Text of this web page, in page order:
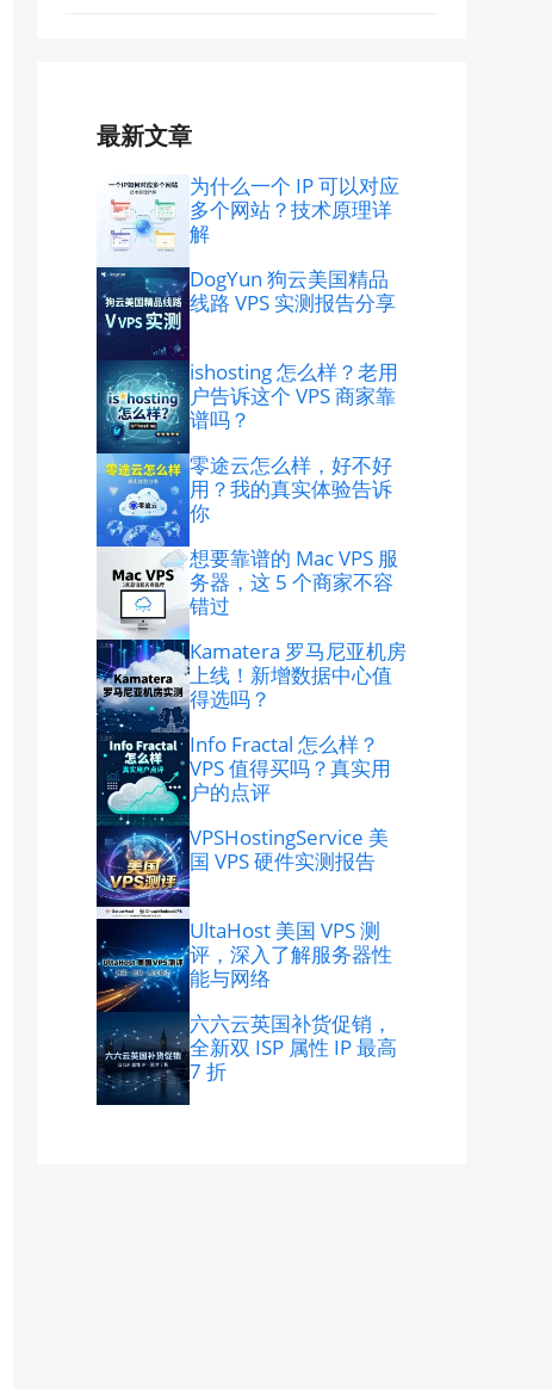
最新文章
为什么一个 IP 可以对应
多个网站？技术原理详
解
DogYun 狗云美国精品
线路 VPS 实测报告分享
ishosting 怎么样？老用
户告诉这个 VPS 商家靠
谱吗？
零途云怎么样，好不好
用？我的真实体验告诉
你
想要靠谱的 Mac VPS 服
务器，这 5 个商家不容
错过
Kamatera 罗马尼亚机房
上线！新增数据中心值
得选吗？
Info Fractal 怎么样？
VPS 值得买吗？真实用
户的点评
VPSHostingService 美
国 VPS 硬件实测报告
UltaHost 美国 VPS 测
评，深入了解服务器性
能与网络
六六云英国补货促销，
全新双 ISP 属性 IP 最高
7 折